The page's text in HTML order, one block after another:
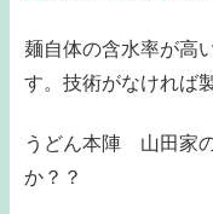
麺自体の含水率が高
す。技術がなければ
うどん本陣 山田家
か？？